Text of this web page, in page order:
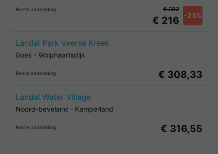
Beste aanbieding
€ 216 -23%
€ 282
Landal Park Veerse Kreek
Goes - Wolphaartsdijk
Beste aanbieding € 308,33
Landal Water Village
Noord-beveland - Kamperland
Beste aanbieding € 316,55